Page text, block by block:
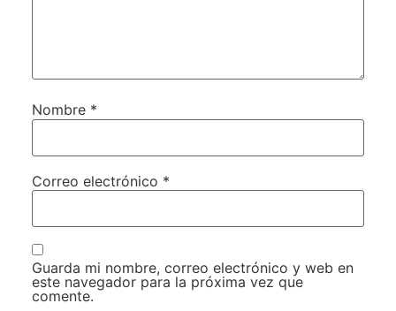
Nombre *
Correo electrónico *
Guarda mi nombre, correo electrónico y web en
este navegador para la próxima vez que
comente.